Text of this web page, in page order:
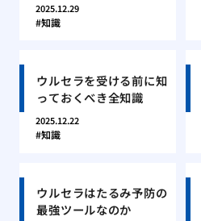
2025.12.29
知識
ウルセラを受ける前に知
っておくべき全知識
2025.12.22
知識
ウルセラはたるみ予防の
最強ツールなのか